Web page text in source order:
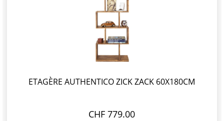
ETAGÈRE AUTHENTICO ZICK ZACK 60X180CM
CHF 779.00